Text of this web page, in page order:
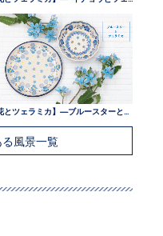
風景一覧